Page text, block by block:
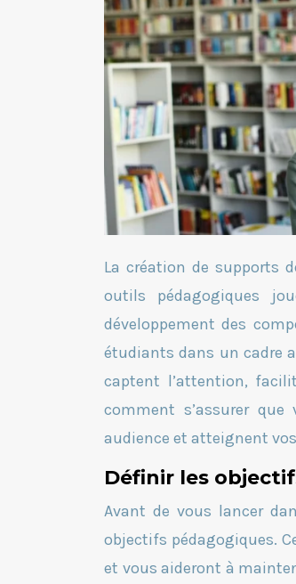
La création de supports
outils pédagogiques
développement des
étudiants dans un cadre
captent l’attention,
comment s’assurer
audience et atteignent
Définir les
Avant de vous lancer
objectifs pédagogiques.
et vous aideront à